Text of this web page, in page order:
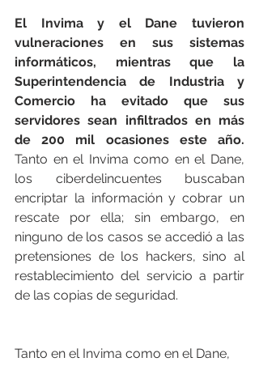
El Invima y el Dane tuvieron
vulneraciones en sus sistemas
informáticos, mientras que la
Superintendencia de Industria y
Comercio ha evitado que sus
servidores sean infiltrados en más
Tanto en el Invima como en el Dane,
los ciberdelincuentes buscaban
encriptar la información y cobrar un
rescate por ella; sin embargo, en
ninguno de los casos se accedió a las
pretensiones de los hackers, sino al
restablecimiento del servicio a partir
de las copias de seguridad.
Tanto en el Invima como en el Dane,